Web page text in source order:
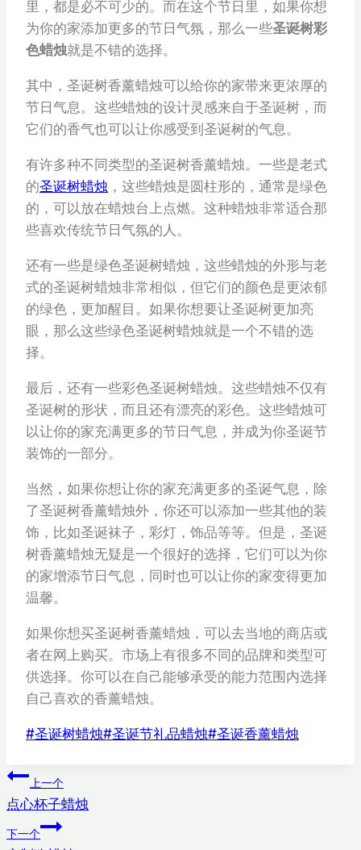
里，都是必不可少的。而在这个节日里，如果你想
为你的家添加更多的节日气氛，那么一些圣诞树彩
色蜡烛就是不错的选择。
其中，圣诞树香薰蜡烛可以给你的家带来更浓厚的
节日气息。这些蜡烛的设计灵感来自于圣诞树，而
它们的香气也可以让你感受到圣诞树的气息。
有许多种不同类型的圣诞树香薰蜡烛。一些是老式
的圣诞树蜡烛 ，这些蜡烛是圆柱形的，通常是绿色
的，可以放在蜡烛台上点燃。这种蜡烛非常适合那
些喜欢传统节日气氛的人。
还有一些是绿色圣诞树蜡烛，这些蜡烛的外形与老
式的圣诞树蜡烛非常相似，但它们的颜色是更浓郁
的绿色，更加醒目。如果你想要让圣诞树更加亮
眼，那么这些绿色圣诞树蜡烛就是一个不错的选
择。
最后，还有一些彩色圣诞树蜡烛。这些蜡烛不仅有
圣诞树的形状，而且还有漂亮的彩色。这些蜡烛可
以让你的家充满更多的节日气息，并成为你圣诞节
装饰的一部分。
当然，如果你想让你的家充满更多的圣诞气息，除
了圣诞树香薰蜡烛外，你还可以添加一些其他的装
饰，比如圣诞袜子，彩灯，饰品等等。但是，圣诞
树香薰蜡烛无疑是一个很好的选择，它们可以为你
的家增添节日气息，同时也可以让你的家变得更加
温馨。
如果你想买圣诞树香薰蜡烛，可以去当地的商店或
者在网上购买。市场上有很多不同的品牌和类型可
供选择。你可以在自己能够承受的能力范围内选择
自己喜欢的香薰蜡烛。
文
标
签：
#圣诞树蜡烛#圣诞节礼品蜡烛#圣诞香薰蜡烛
文
章
上一个
点心杯子蜡烛
下一个